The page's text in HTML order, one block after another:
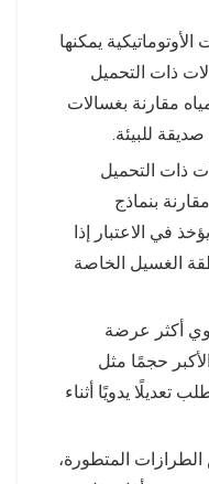
يمكنها
ذات التحميل
مقارنة بغسالات
للبيئة.
ذات التحميل
بنماذج
في الاعتبار إذا
الغسيل الخاصة
أكثر عرضة
حجمًا مثل
تعديلًا يدويًا أثناء
المتطورة،